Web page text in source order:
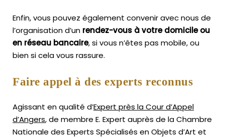
Enfin, vous pouvez également convenir avec nous de
l’organisation d’un rendez-vous à votre domicile ou
en réseau bancaire, si vous n’êtes pas mobile, ou
bien si cela vous rassure.
Faire appel à des experts reconnus
Agissant en qualité d’Expert près la Cour d’Appel
d’Angers, de membre E. Expert auprès de laChambre
Nationale des Experts Spécialisés en Objets d’Art et